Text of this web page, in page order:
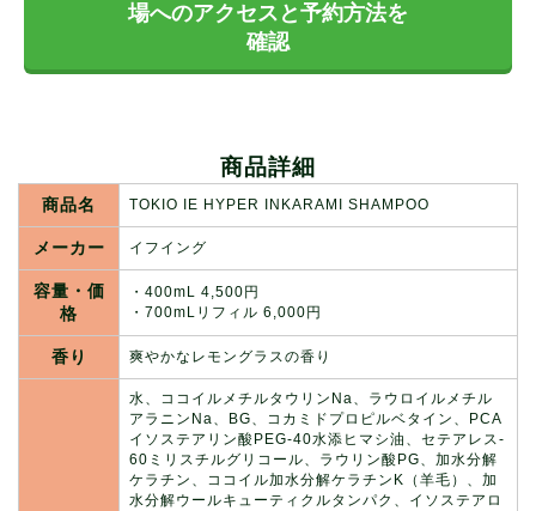
場へのアクセスと予約方法を
確認
商品詳細
商品名 TOKIO IE HYPER INKARAMI SHAMPOO
メーカー イフイング
容量・価
格
・400mL 4,500円
・700mLリフィル 6,000円
香り 爽やかなレモングラスの香り
水、ココイルメチルタウリンNa、ラウロイルメチル
アラニンNa、BG、コカミドプロピルベタイン、PCA
イソステアリン酸PEG-40水添ヒマシ油、セテアレス-
60ミリスチルグリコール、ラウリン酸PG、加水分解
ケラチン、ココイル加水分解ケラチンK（羊毛）、加
水分解ウールキューティクルタンパク、イソステアロ